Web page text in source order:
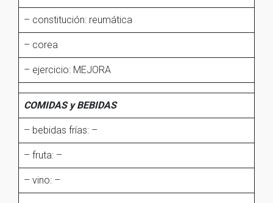
– constitución: reumática
– corea
– ejercicio: MEJORA
COMIDAS y BEBIDAS
– bebidas frías: –
– fruta: –
– vino: –